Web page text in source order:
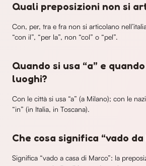
Quali preposizioni non si
Con, per, tra e fra non si articolano
“con il”, “per la”, non “col” o “pel”.
Quando si usa “a” e
luoghi?
Con le città si usa “a” (a Milano); con le
“in” (in Italia, in Toscana).
Che cosa significa “vado da
Significa “vado a casa di Marco”: la